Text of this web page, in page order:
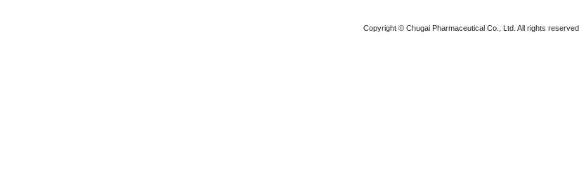
Copyright © Chugai Pharmaceutical Co., Ltd. All rights reserved.